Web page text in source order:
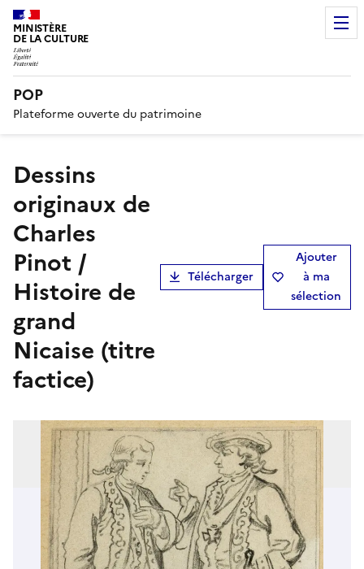
MINISTÈRE
DE LA CULTURE
POP
Plateforme ouverte du patrimoine
Dessins
originaux de
Charles
Pinot /
Histoire de
grand
Nicaise (titre
factice)
Télécharger
Ajouter
à ma
sélection